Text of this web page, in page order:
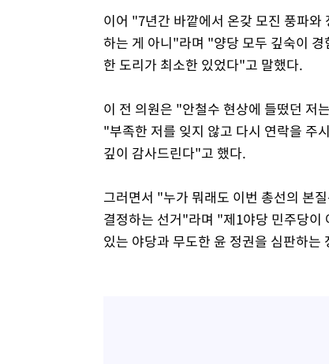
이어 "7년간 바깥에서 온갖 모진 풍파
하는 게 아니"라며 "양당 모두 깊숙이
한 도리가 최소한 있었다"고 말했다.
이 전 의원은 "안철수 현상에 들떴던 저
"부족한 저를 잊지 않고 다시 연락을 주
깊이 감사드린다"고 했다.
그러면서 "누가 뭐래도 이번 총선의 본
결정하는 선거"라며 "제1야당 민주당이
있는 야당과 무도한 윤 정권을 심판하